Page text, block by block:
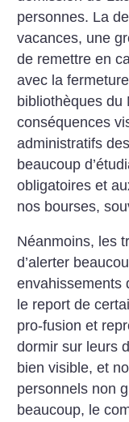
personnes. La
vacances, une
de remettre en
avec la
bibliothèques du
conséquences
administratifs
beaucoup
obligatoires et
nos bourses,
Néanmoins, les
d’alerter
envahissements
le report de
pro-fusion et
dormir sur leurs
bien visible, et
personnels non
beaucoup, le